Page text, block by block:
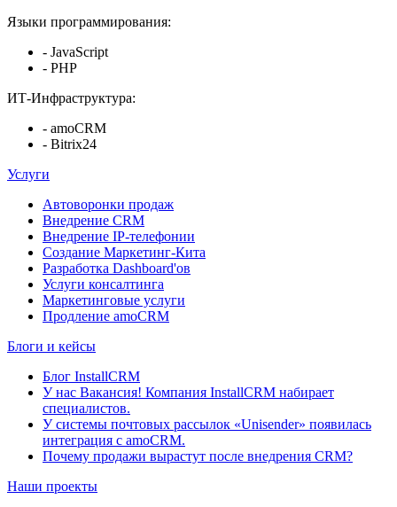
Языки программирования:
- JavaScript
- PHP
ИТ-Инфраструктура:
- amoCRM
- Bitrix24
Услуги
Автоворонки продаж
Внедрение CRM
Внедрение IP-телефонии
Создание Маркетинг-Кита
Разработка Dashboard'ов
Услуги консалтинга
Маркетинговые услуги
Продление amoCRM
Блоги и кейсы
Блог InstallCRM
У нас Вакансия! Компания InstallCRM набирает
специалистов.
У системы почтовых рассылок «Unisender» появилась
интеграция с amoCRM.
Почему продажи вырастут после внедрения CRM?
Наши проекты